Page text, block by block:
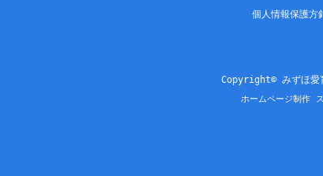
個人情報保護方
Copyright© みずほ
ホームページ制作